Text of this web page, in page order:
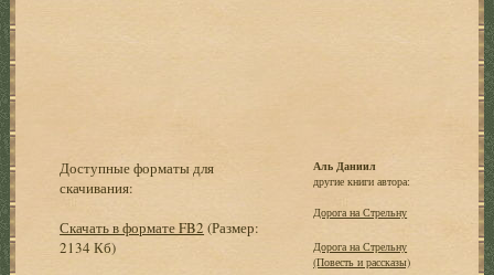
Доступные форматы для
скачивания:
Скачать в формате FB2 (Размер:
2134 Кб)
Аль Даниил
другие книги автора:
Дорога на Стрельну
Дорога на Стрельну
(Повесть и рассказы)